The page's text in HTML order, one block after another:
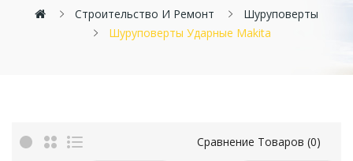
Строительство И Ремонт
Шуруповерты
Шуруповерты Ударные Makita
Сравнение Товаров (0)